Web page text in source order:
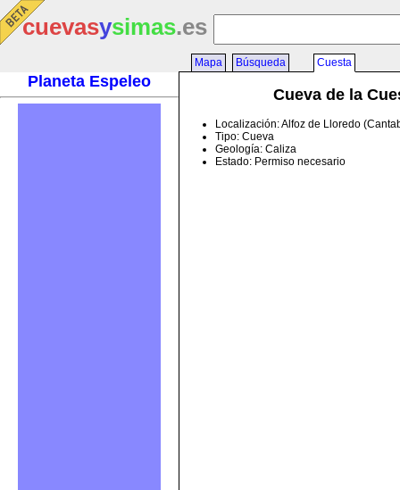
cuevasysimas.es
Planeta Espeleo
Mapa Búsqueda Cuesta
Cueva de la
Localización: Alfoz de Lloredo
Tipo: Cueva
Geología: Caliza
Estado: Permiso necesario